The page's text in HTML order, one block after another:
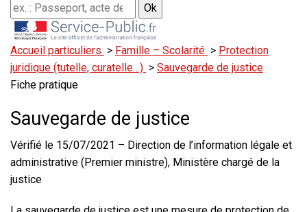
Accueil particuliers > Famille – Scolarité > Protection
juridique (tutelle, curatelle…) > Sauvegarde de justice
Fiche pratique
Sauvegarde de justice
Vérifié le 15/07/2021 – Direction de l’information légale et
administrative (Premier ministre), Ministère chargé de la
justice